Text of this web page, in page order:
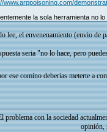
www.arppoisoning.com/
la sola herramienta no
lee, el envenenamiento (envio de
seria "no lo hace, pero
ese comino deberías meterte a
problema con la sociedad
opinión,